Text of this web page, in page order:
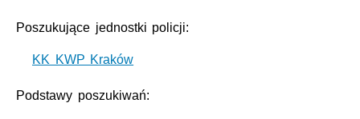
Poszukujące jednostki policji:
KK KWP Kraków
Podstawy poszukiwań: